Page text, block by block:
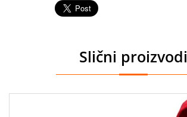
Slični proizvodi